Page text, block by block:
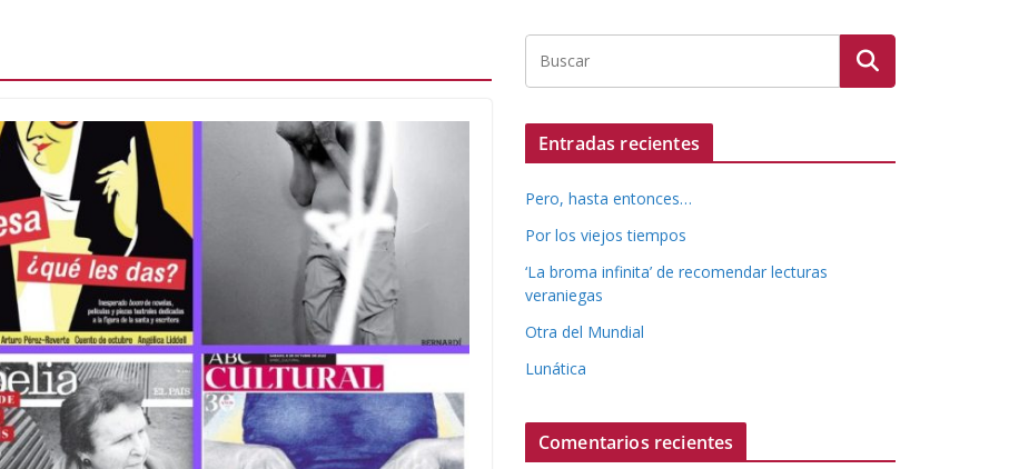
Entradas recientes
Pero, hasta entonces…
Por los viejos tiempos
‘La broma infinita’ de recomendar lecturas
veraniegas
Otra del Mundial
Lunática
Comentarios recientes